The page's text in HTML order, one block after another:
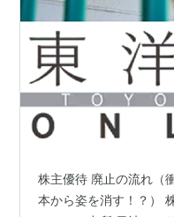
株主優待 廃止の流れ（
本から姿を消す！？）